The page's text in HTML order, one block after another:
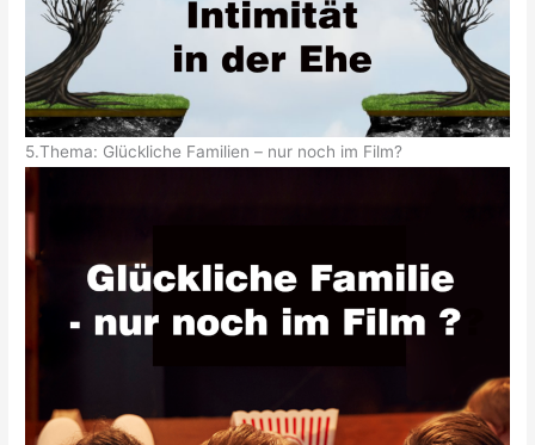
5.Thema: Glückliche Familien – nur noch im Film?